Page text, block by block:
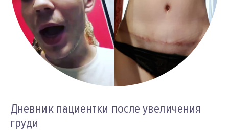
Дневник пациентки после увеличения
груди